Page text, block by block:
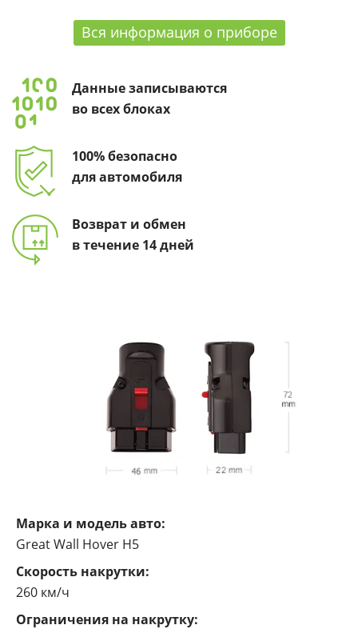
Вся информация о приборе
Данные записываются
во всех блоках
100% безопасно
для автомобиля
Возврат и обмен
в течение 14 дней
Марка и модель авто:
Great Wall Hover H5
Cкорость накрутки:
260 км/ч
Ограничения на накрутку: